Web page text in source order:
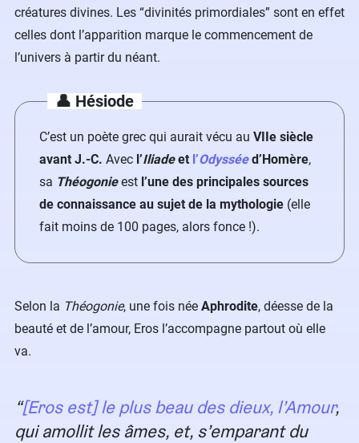
créatures divines. Les “divinités primordiales” sont en effet
celles dont l’apparition marque le commencement de
l’univers à partir du néant.
👤 Hésiode
C’est un poète grec qui aurait vécu au VIIe siècle
avant J.-C. Avec l’Iliadeet l’Odyssée d’Homère,
sa Théogonieest l’une des principales sources
de connaissance au sujet de la mythologie (elle
fait moins de 100 pages, alors fonce !).
Selon la Théogonie, une fois née Aphrodite, déesse de la
beauté et de l’amour, Eros l’accompagne partout où elle
va.
[Eros est] le plus beau des dieux, l’Amour,
qui amollit les âmes, et, s’emparant du